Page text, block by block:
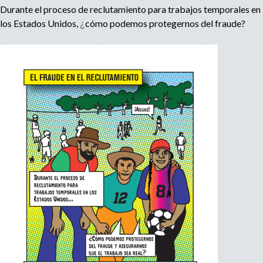
o
n
e
o
y
e
r
,
r
e
c
r
u
i
t
e
r
Durante el proceso de reclutamiento para trabajos temporales en
los Estados Unidos, ¿ cómo podemos protegernos del fraude?